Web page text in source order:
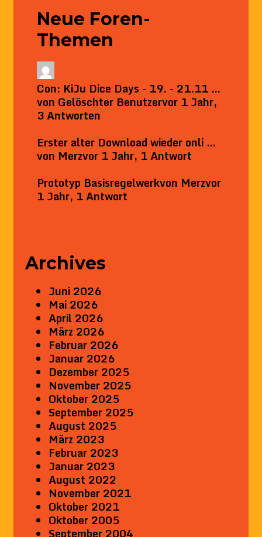
Neue Foren-
Themen
Con: KiJu Dice Days - 19. - 21.11 …
von Gelöschter Benutzervor 1 Jahr,
3 Antworten
Erster alter Download wieder onli …
von Merzvor 1 Jahr, 1 Antwort
Prototyp Basisregelwerkvon Merzvor
1 Jahr, 1 Antwort
Archives
Juni 2026
Mai 2026
April 2026
März 2026
Februar 2026
Januar 2026
Dezember 2025
November 2025
Oktober 2025
September 2025
August 2025
März 2023
Februar 2023
Januar 2023
August 2022
November 2021
Oktober 2021
Oktober 2005
September 2004